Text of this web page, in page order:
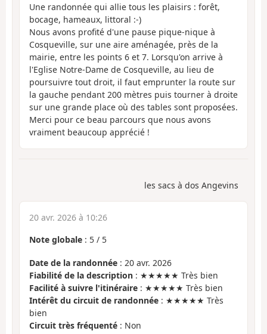
Une randonnée qui allie tous les plaisirs : forêt,
bocage, hameaux, littoral :-)
Nous avons profité d'une pause pique-nique à
Cosqueville, sur une aire aménagée, près de la
mairie, entre les points 6 et 7. Lorsqu'on arrive à
l'Eglise Notre-Dame de Cosqueville, au lieu de
poursuivre tout droit, il faut emprunter la route sur
la gauche pendant 200 mètres puis tourner à droite
sur une grande place où des tables sont proposées.
Merci pour ce beau parcours que nous avons
vraiment beaucoup apprécié !
les sacs à dos Angevins
20 avr. 2026 à 10:26
Note globale : 5 / 5
Date de la randonnée : 20 avr. 2026
Fiabilité de la description : ★★★★★ Très bien
Facilité à suivre l'itinéraire : ★★★★★ Très bien
Intérêt du circuit de randonnée : ★★★★★ Très
bien
Circuit très fréquenté : Non